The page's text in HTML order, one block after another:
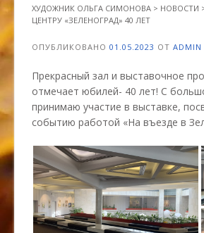
ХУДОЖНИК ОЛЬГА СИМОНОВА > НОВОСТИ
ЦЕНТРУ «ЗЕЛЕНОГРАД» 40 ЛЕТ
ОПУБЛИКОВАНО 01.05.2023 ОТ ADMIN
Прекрасный зал и выставочное
отмечает юбилей- 40 лет! С
принимаю участие в выставке,
событию работой «На въезде в